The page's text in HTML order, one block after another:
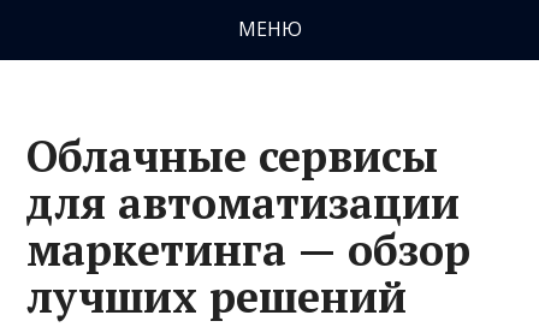
МЕНЮ
Облачные сервисы
для автоматизации
маркетинга — обзор
лучших решений